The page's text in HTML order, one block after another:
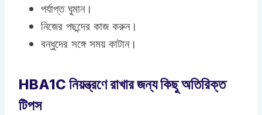
পর্যাপ্ত ঘুমান।
নিজের পছন্দের কাজ করুন।
বন্ধুদের সঙ্গে সময় কাটান।
HBA1C নিয়ন্ত্রণে রাখার জন্য কিছু অতিরিক্ত
টিপস